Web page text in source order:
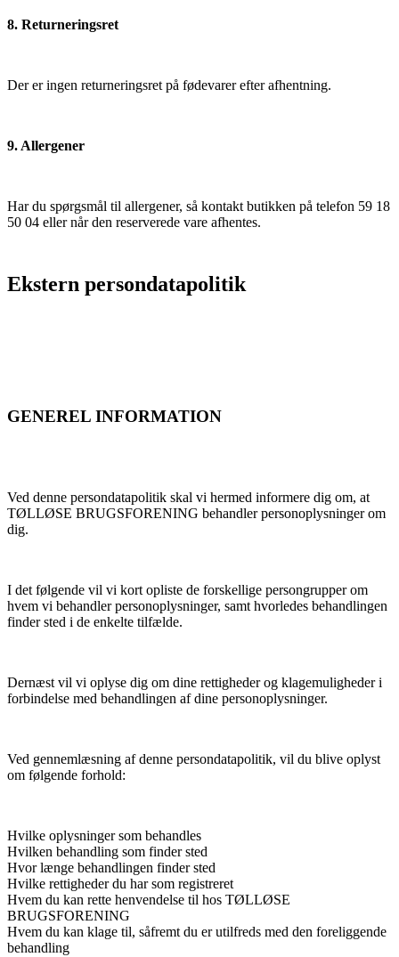
8. Returneringsret
Der er ingen returneringsret på fødevarer efter afhentning.
9. Allergener
Har du spørgsmål til allergener, så kontakt butikken på telefon 59 18
50 04 eller når den reserverede vare afhentes.
Ekstern persondatapolitik
GENEREL INFORMATION
Ved denne persondatapolitik skal vi hermed informere dig om, at
TØLLØSE BRUGSFORENING behandler personoplysninger om
dig.
I det følgende vil vi kort opliste de forskellige persongrupper om
hvem vi behandler personoplysninger, samt hvorledes behandlingen
finder sted i de enkelte tilfælde.
Dernæst vil vi oplyse dig om dine rettigheder og klagemuligheder i
forbindelse med behandlingen af dine personoplysninger.
Ved gennemlæsning af denne persondatapolitik, vil du blive oplyst
om følgende forhold:
Hvilke oplysninger som behandles
Hvilken behandling som finder sted
Hvor længe behandlingen finder sted
Hvilke rettigheder du har som registreret
Hvem du kan rette henvendelse til hos TØLLØSE
BRUGSFORENING
Hvem du kan klage til, såfremt du er utilfreds med den foreliggende
behandling